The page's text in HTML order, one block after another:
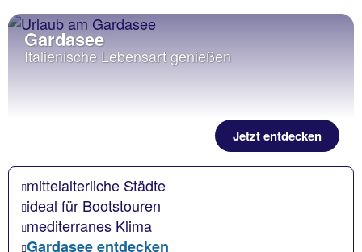
Gardasee
Italienische Lebensart genießen
Jetzt entdecken
mittelalterliche Städte
ideal für Bootstouren
mediterranes Klima
Gardasee entdecken